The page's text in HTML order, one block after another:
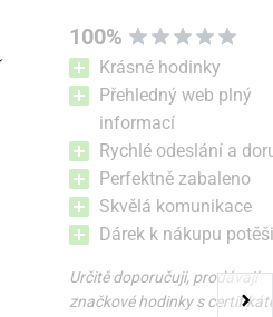
100%
Krásné hodinky
Přehledný web plný
informací
Rychlé odeslání a
Perfektně zabaleno
Skvělá komunikace
Dárek k nákupu
Určitě doporučuji, prodávají
značkové hodinky s